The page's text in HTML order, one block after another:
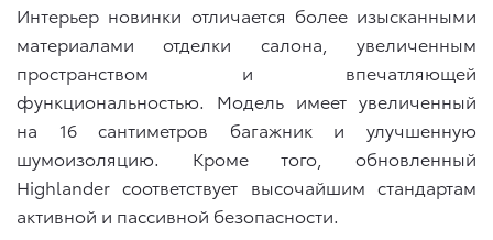
Интерьер новинки отличается более изысканными
материалами отделки салона, увеличенным
пространством и впечатляющей
функциональностью. Модель имеет увеличенный
на 16 сантиметров багажник и улучшенную
шумоизоляцию. Кроме того, обновленный
Highlander соответствует высочайшим стандартам
активной и пассивной безопасности.